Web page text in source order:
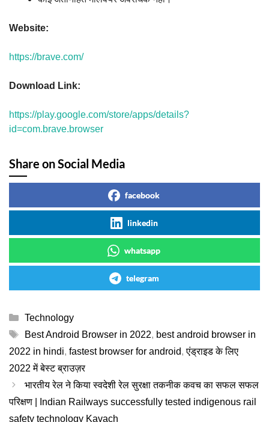
Website:
https://brave.com/
Download Link:
https://play.google.com/store/apps/details?
id=com.brave.browser
Share on Social Media
facebook
linkedin
whatsapp
telegram
Categories
Technology
Tags
Best Android Browser in 2022, best android browser in
2022 in hindi, fastest browser for android,एंड्राइड के लिए
2022 में बेस्ट ब्राउज़र
भारतीय रेल ने किया स्वदेशी रेल सुरक्षा तकनीक कवच का सफल सफल
परिक्षण | Indian Railways successfully tested indigenous rail
safety technology Kavach